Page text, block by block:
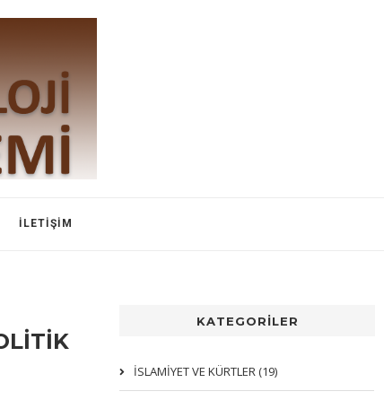
İLETIŞIM
KATEGORİLER
İSLAMIYET VE KÜRTLER (19)